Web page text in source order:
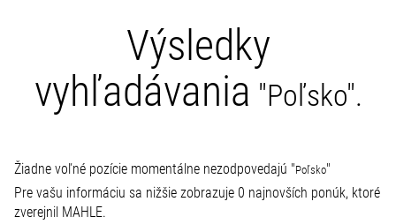
Výsledky
vyhľadávania "Poľsko".
Žiadne voľné pozície momentálne nezodpovedajú "Poľsko"
Pre vašu informáciu sa nižšie zobrazuje 0 najnovších ponúk, ktoré
zverejnil MAHLE.